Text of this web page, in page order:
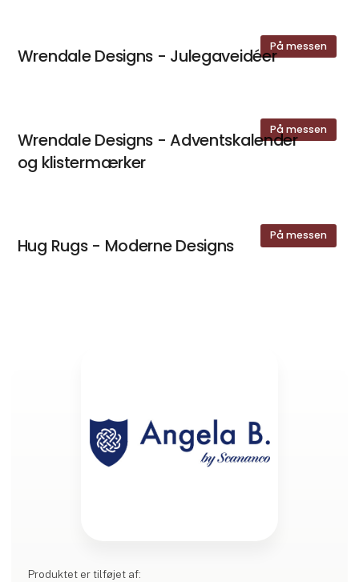
På messen
Wrendale Designs - Julegaveidéer
På messen
Wrendale Designs - Adventskalender
og klistermærker
På messen
Hug Rugs - Moderne Designs
Produktet er tilføjet af: